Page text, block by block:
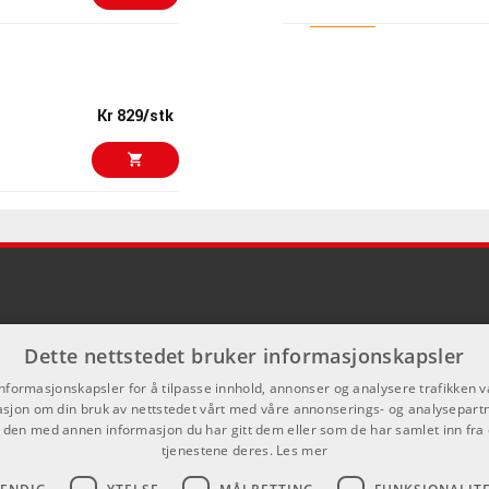
Kr 1344/stk
Kr 941/stk
Kr 1930/stk
Kr 749/stk
ARTURIA SQ80
GForce OB-E
ARTIKKELNUMMER
Kr 829/stk
Dette nettstedet bruker informasjonskapsler
for å tilpasse innhold, annonser og analysere trafikken
om din bruk av nettstedet vårt med våre annonserings- og
med annen informasjon du har gitt dem eller som de har samlet inn fra
tjenestene deres. Les mer